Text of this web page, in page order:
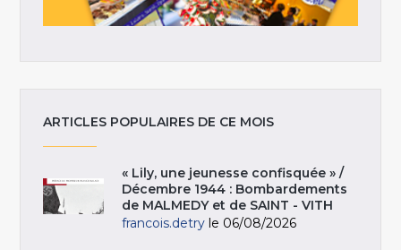
ARTICLES POPULAIRES DE CE MOIS
« Lily, une jeunesse confisquée » /
Décembre 1944 : Bombardements
de MALMEDY et de SAINT - VITH
francois.detry le 06/08/2026